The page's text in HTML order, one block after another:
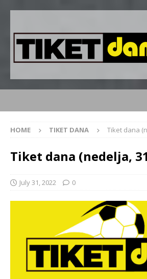
HOME TIKET DANA Tiket dana
Tiket dana (nedelja,
July 31, 2022 0